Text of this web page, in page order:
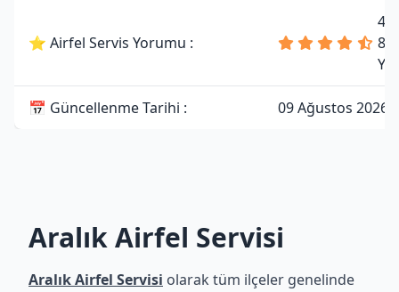
⭐ Airfel Servis Yorumu :
81
📅 Güncellenme Tarihi : 09 Ağustos 2026
Aralık Airfel Servisi
Aralık Airfel Servisi olarak tüm ilçeler genelinde